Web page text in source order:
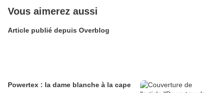
Vous aimerez aussi
Article publié depuis Overblog
Powertex : la dame blanche à la cape